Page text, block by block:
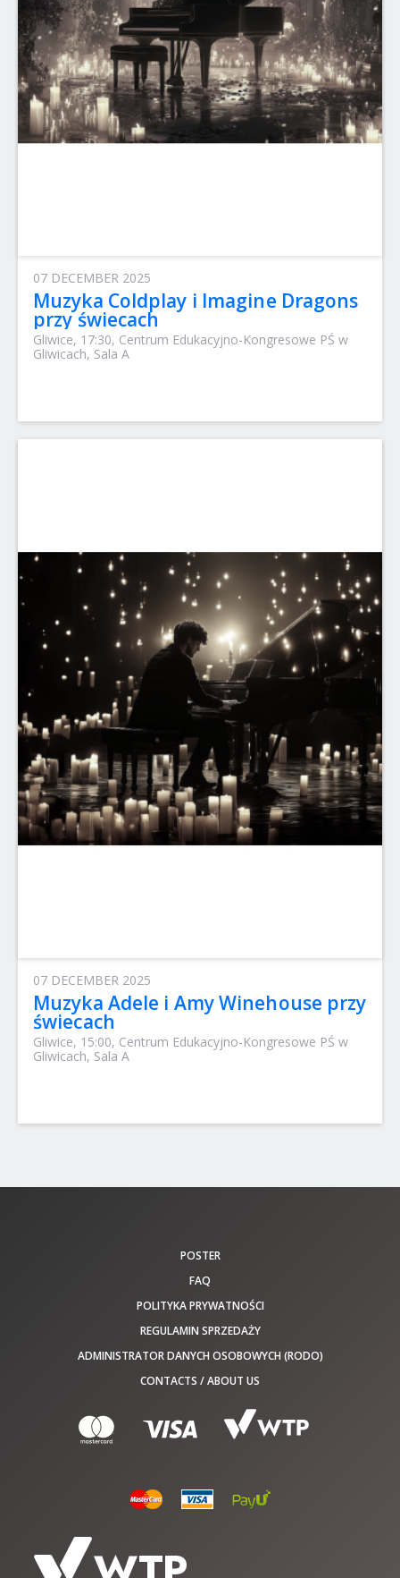
07 DECEMBER 2025
Muzyka Coldplay i Imagine Dragons
przy świecach
Gliwice, 17:30, Centrum Edukacyjno-Kongresowe PŚ w
Gliwicach, Sala A
07 DECEMBER 2025
Muzyka Adele i Amy Winehouse przy
świecach
Gliwice, 15:00, Centrum Edukacyjno-Kongresowe PŚ w
Gliwicach, Sala A
POSTER
FAQ
POLITYKA PRYWATNOŚCI
REGULAMIN SPRZEDAŻY
ADMINISTRATOR DANYCH OSOBOWYCH (RODO)
CONTACTS / ABOUT US